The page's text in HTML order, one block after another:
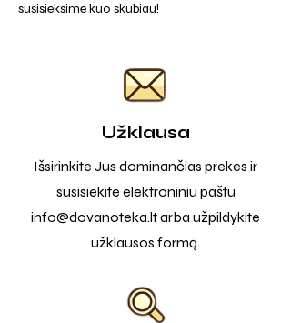
susisieksime kuo skubiau!
Užklausa
Išsirinkite Jus dominančias prekes ir
susisiekite elektroniniu paštu
info@dovanoteka.ltarba užpildykite
užklausos formą.